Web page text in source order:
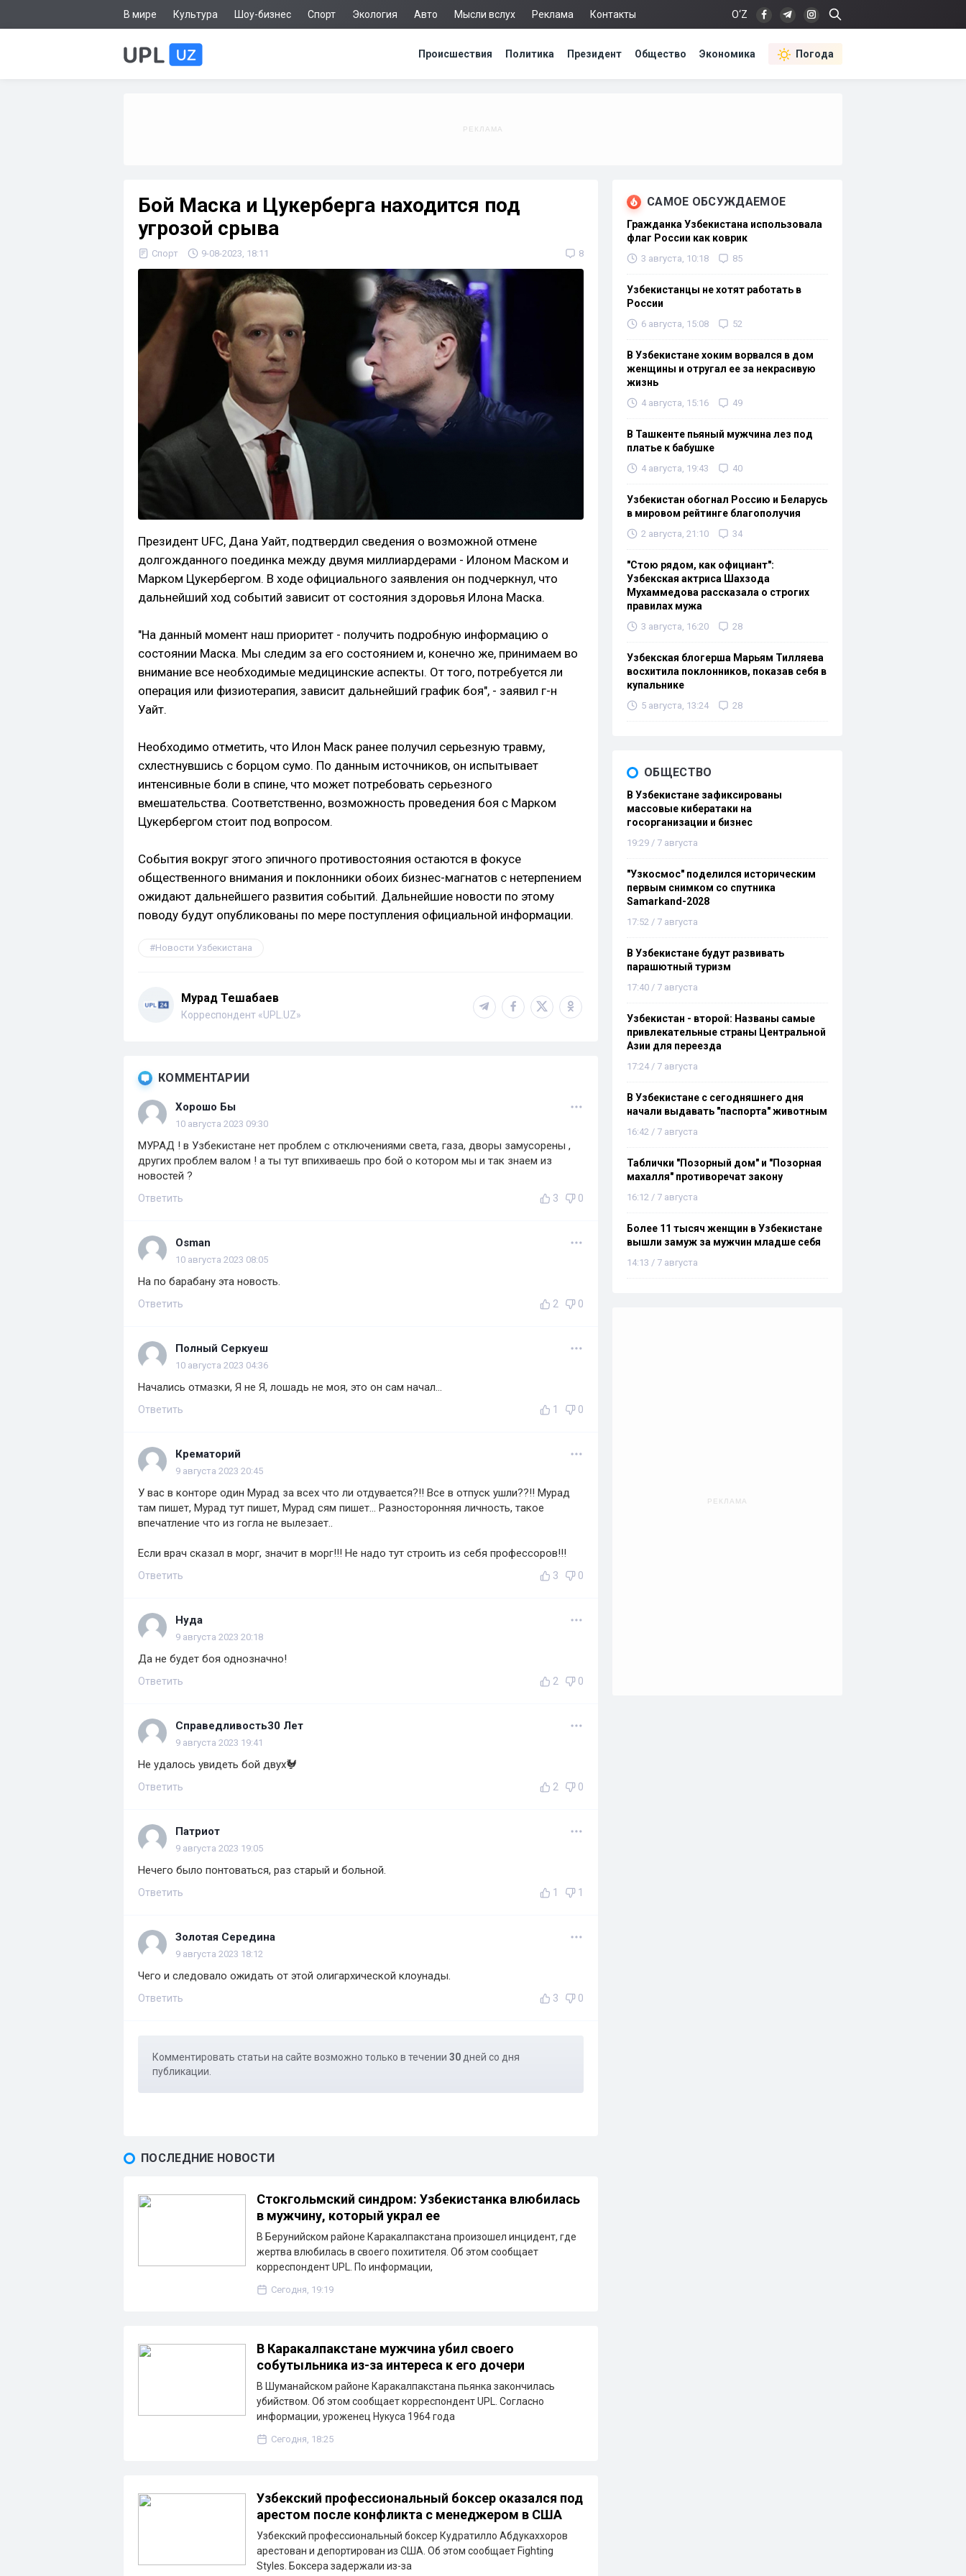
В мире Культура Шоу-бизнес Спорт Экология Авто Мысли вслух Реклама Контакты O‘Z
Происшествия Политика Президент Общество Экономика Погода
Бой Маска и Цукерберга находится под
угрозой срыва
Спорт 9-08-2023, 18:11 8
Президент UFC, Дана Уайт, подтвердил сведения о возможной отмене
долгожданного поединка между двумя миллиардерами - Илоном Маском и
Марком Цукербергом. В ходе официального заявления он подчеркнул, что
дальнейший ход событий зависит от состояния здоровья Илона Маска.
"На данный момент наш приоритет - получить подробную информацию о
состоянии Маска. Мы следим за его состоянием и, конечно же, принимаем во
внимание все необходимые медицинские аспекты. От того, потребуется ли
операция или физиотерапия, зависит дальнейший график боя", - заявил г-н
Уайт.
Необходимо отметить, что Илон Маск ранее получил серьезную травму,
схлестнувшись с борцом сумо. По данным источников, он испытывает
интенсивные боли в спине, что может потребовать серьезного
вмешательства. Соответственно, возможность проведения боя с Марком
Цукербергом стоит под вопросом.
События вокруг этого эпичного противостояния остаются в фокусе
общественного внимания и поклонники обоих бизнес-магнатов с нетерпением
ожидают дальнейшего развития событий. Дальнейшие новости по этому
поводу будут опубликованы по мере поступления официальной информации.
Новости Узбекистана
Мурад Тешабаев
Корреспондент «UPL.UZ»
КОММЕНТАРИИ
Хорошо Бы
10 августа 2023 09:30
МУРАД ! в Узбекистане нет проблем с отключениями света, газа, дворы замусорены ,
других проблем валом ! а ты тут впихиваешь про бой о котором мы и так знаем из
новостей ?
Ответить 3 0
Osman
10 августа 2023 08:05
На по барабану эта новость.
Ответить 2 0
Полный Серкуеш
10 августа 2023 04:36
Начались отмазки, Я не Я, лошадь не моя, это он сам начал...
Ответить 1 0
Крематорий
9 августа 2023 20:45
У вас в конторе один Мурад за всех что ли отдувается?!! Все в отпуск ушли??!! Мурад
там пишет, Мурад тут пишет, Мурад сям пишет... Разносторонняя личность, такое
впечатление что из гогла не вылезает..
Если врач сказал в морг, значит в морг!!! Не надо тут строить из себя профессоров!!!
Ответить 3 0
Нуда
9 августа 2023 20:18
Да не будет боя однозначно!
Ответить 2 0
Справедливость30 Лет
9 августа 2023 19:41
Не удалось увидеть бой двух🐓
Ответить 2 0
Патриот
9 августа 2023 19:05
Нечего было понтоваться, раз старый и больной.
Ответить 1 1
Золотая Середина
9 августа 2023 18:12
Чего и следовало ожидать от этой олигархической клоунады.
Ответить 3 0
Комментировать статьи на сайте возможно только в течении 30 дней со дня
публикации.
ПОСЛЕДНИЕ НОВОСТИ
Стокгольмский синдром: Узбекистанка влюбилась
в мужчину, который украл ее
В Берунийском районе Каракалпакстана произошел инцидент, где
жертва влюбилась в своего похитителя. Об этом сообщает
корреспондент UPL. По информации,
Сегодня, 19:19
В Каракалпакстане мужчина убил своего
собутыльника из-за интереса к его дочери
В Шуманайском районе Каракалпакстана пьянка закончилась
убийством. Об этом сообщает корреспондент UPL. Согласно
информации, уроженец Нукуса 1964 года
Сегодня, 18:25
Узбекский профессиональный боксер оказался под
арестом после конфликта с менеджером в США
Узбекский профессиональный боксер Кудратилло Абдукаххоров
арестован и депортирован из США. Об этом сообщает Fighting
Styles. Боксера задержали из-за
САМОЕ ОБСУЖДАЕМОЕ
Гражданка Узбекистана использовала
флаг России как коврик
3 августа, 10:18 85
Узбекистанцы не хотят работать в
России
6 августа, 15:08 52
В Узбекистане хоким ворвался в дом
женщины и отругал ее за некрасивую
жизнь
4 августа, 15:16 49
В Ташкенте пьяный мужчина лез под
платье к бабушке
4 августа, 19:43 40
Узбекистан обогнал Россию и Беларусь
в мировом рейтинге благополучия
2 августа, 21:10 34
"Стою рядом, как официант":
Узбекская актриса Шахзода
Мухаммедова рассказала о строгих
правилах мужа
3 августа, 16:20 28
Узбекская блогерша Марьям Тилляева
восхитила поклонников, показав себя в
купальнике
5 августа, 13:24 28
ОБЩЕСТВО
В Узбекистане зафиксированы
массовые кибератаки на
госорганизации и бизнес
19:29 / 7 августа
"Узкосмос" поделился историческим
первым снимком со спутника
Samarkand-2028
17:52 / 7 августа
В Узбекистане будут развивать
парашютный туризм
17:40 / 7 августа
Узбекистан - второй: Названы самые
привлекательные страны Центральной
Азии для переезда
17:24 / 7 августа
В Узбекистане с сегодняшнего дня
начали выдавать "паспорта" животным
16:42 / 7 августа
Таблички "Позорный дом" и "Позорная
махалля" противоречат закону
16:12 / 7 августа
Более 11 тысяч женщин в Узбекистане
вышли замуж за мужчин младше себя
14:13 / 7 августа